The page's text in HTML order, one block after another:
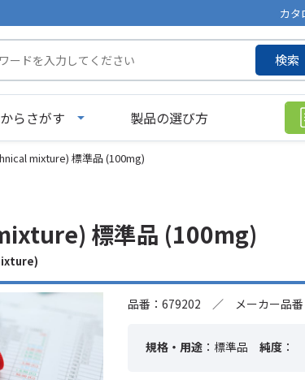
カタ
検索
らさがす 製品の選び方
mixture) 標準品 (100mg)
標準品 (100mg)
品番：679202 ／ メーカー品番
規格・用途 ：標準品 純度 ：